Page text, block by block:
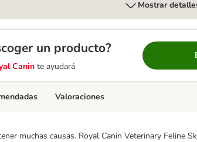
Mostrar
un producto?
Canin te ayudará
muchas causas. Royal Canin Veterinary Feline
Valoraciones